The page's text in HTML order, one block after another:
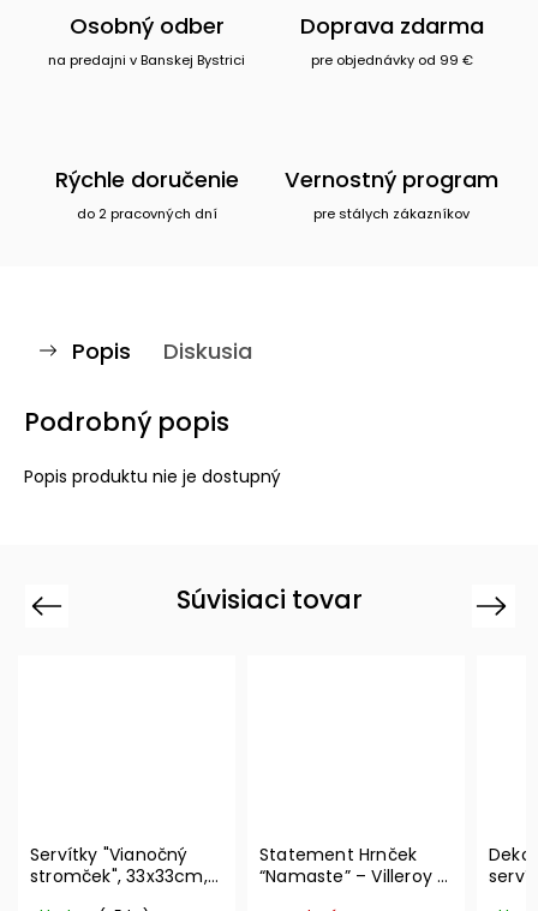
Osobný odber
na predajni v Banskej Bystrici
Doprava zdarma
pre objednávky od 99 €
Rýchle doručenie
do 2 pracovných dní
Vernostný program
pre stálych zákazníkov
Popis Diskusia
Podrobný popis
Popis produktu nie je dostupný
Súvisiaci tovar
Previous
Servítky "Vianočný
stromček", 33x33cm,
Statement Hrnček
“Namaste” – Villeroy &
Next